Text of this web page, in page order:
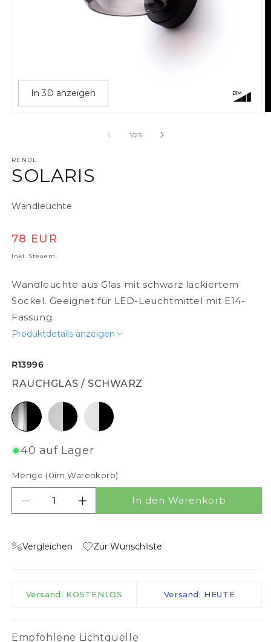
In 3D anzeigen
1/von
25
RENDL
SOLARIS
Wandleuchte
Normaler Preis
78 EUR
Inkl. Steuern.
Wandleuchte aus Glas mit schwarz lackiertem
Sockel. Geeignet für LED-Leuchtmittel mit E14-
Fassung.
Produktdetails anzeigen
R13996
RAUCHGLAS / SCHWARZ
Rauchglas / schwarz
Milchglas / schwarz
Klarglas / schwarz
40 auf Lager
Menge (0im Warenkorb)
Menge für SOLARIS verringern
Menge für SOLARIS erhöhen
In den Warenkorb
Vergleichen Zur Wunschliste
Versand: KOSTENLOS Versand: HEUTE
Empfohlene Lichtquelle